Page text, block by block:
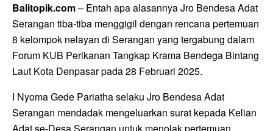
Balitopik.com– Entah apa alasannya Jro Bendesa Adat
Serangan tiba-tiba menggigil dengan rencana pertemuan
8 kelompok nelayan di Serangan yang tergabung dalam
Forum KUB Perikanan Tangkap Krama Bendega Bintang
Laut Kota Denpasar pada 28 Februari 2025.
I Nyoma Gede Pariatha selaku Jro Bendesa Adat
Serangan mendadak mengeluarkan surat kepada Kelian